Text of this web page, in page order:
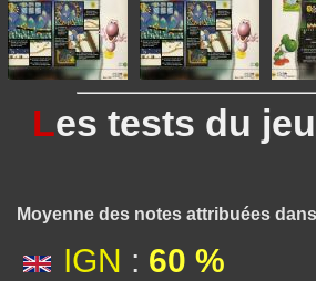
Les tests du
Moyenne des notes attribuées
IGN : 60 %